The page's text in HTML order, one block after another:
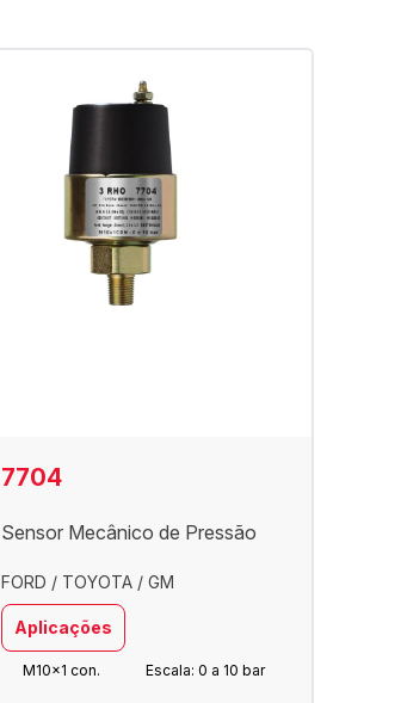
7704
Sensor Mecânico de Pressão
FORD / TOYOTA / GM
Aplicações
M10x1 con. Escala: 0 a 10 bar